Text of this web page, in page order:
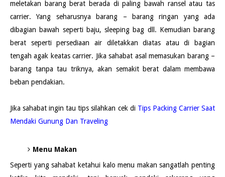
meletakan barang berat berada di paling bawah ransel atau tas
carrier. Yang seharusnya barang – barang ringan yang ada
dibagian bawah seperti baju, sleeping bag dll. Kemudian barang
berat seperti persediaan air diletakkan diatas atau di bagian
tengah agak keatas carrier. Jika sahabat asal memasukan barang –
barang tanpa tau triknya, akan semakit berat dalam membawa
beban pendakian.
Jika sahabat ingin tau tips silahkan cek di Tips Packing Carrier Saat
Mendaki Gunung Dan Traveling
Menu Makan
Seperti yang sahabat ketahui kalo menu makan sangatlah penting